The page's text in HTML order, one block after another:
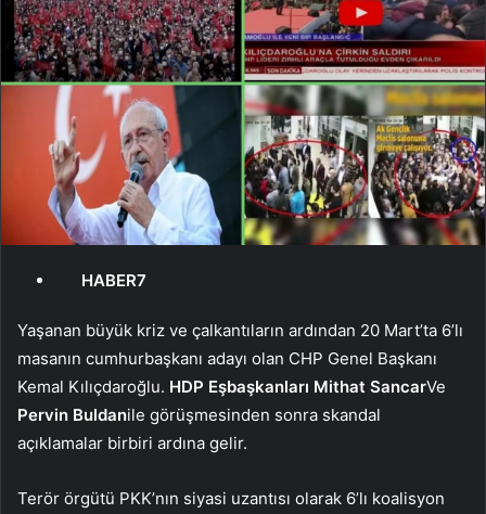
HABER7
Yaşanan büyük kriz ve çalkantıların ardından 20 Mart’ta 6’lı
masanın cumhurbaşkanı adayı olan CHP Genel Başkanı
Kemal Kılıçdaroğlu. HDP Eşbaşkanları Mithat SancarVe
Pervin Buldanile görüşmesinden sonra skandal
açıklamalar birbiri ardına gelir.
Terör örgütü PKK’nın siyasi uzantısı olarak 6’lı koalisyon